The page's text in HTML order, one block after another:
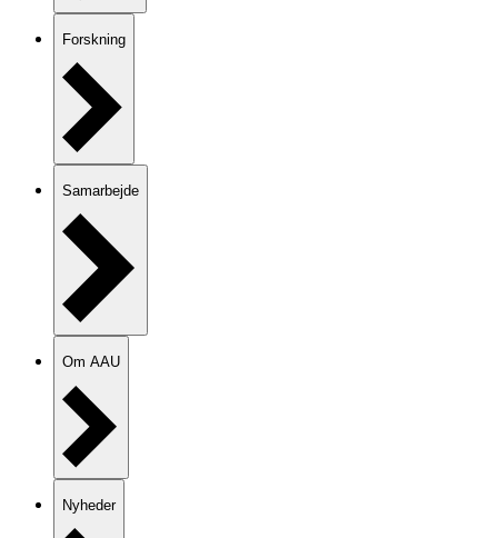
Forskning
Samarbejde
Om AAU
Nyheder